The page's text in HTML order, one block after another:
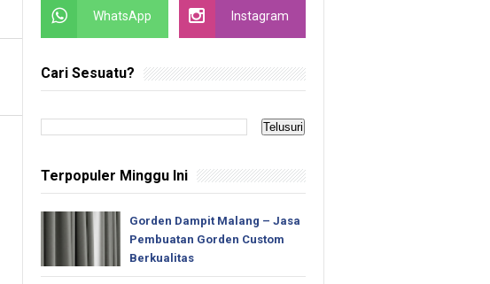
WhatsApp Instagram
Cari Sesuatu?
Terpopuler Minggu Ini
Gorden Dampit Malang – Jasa
Pembuatan Gorden Custom
Berkualitas